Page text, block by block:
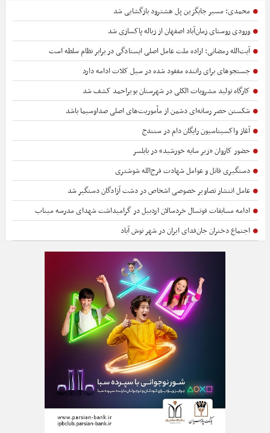
محمدی: مسیر جایگزین پل هشترود بازگشایی شد
ورودی روستای زمان‌آباد اصفهان از زباله پاکسازی شد
آیت‌الله رمضانی: اراده ملت عامل اصلی ایستادگی در برابر نظام سلطه است
جستجوهای برای راننده مفقود شده در سیل کلات ادامه دارد
کارگاه تولید مشروبات الکلی در شهرستان بویراحمد کشف شد
شکستن حصر رسانه‌ای دشمن از مأموریت‌های اصلی صداوسیما باشد
آغاز واکسیناسیون رایگان دام در سنندج
حضور کاروان «زیر سایه خورشید» در بابلسر
دستگیری قاتل و عوامل شهادت فرج‌الله شوشتری
عامل انتشار تصاویر خصوصی اشخاص در دشت آزادگان دستگیر شد
ادامه مسابقات فوتسال خردسالان اردبیل در گرامیداشت شهدای مدرسه میناب
اجتماع دختران جان‌فدای ایران در شهر نوش آباد